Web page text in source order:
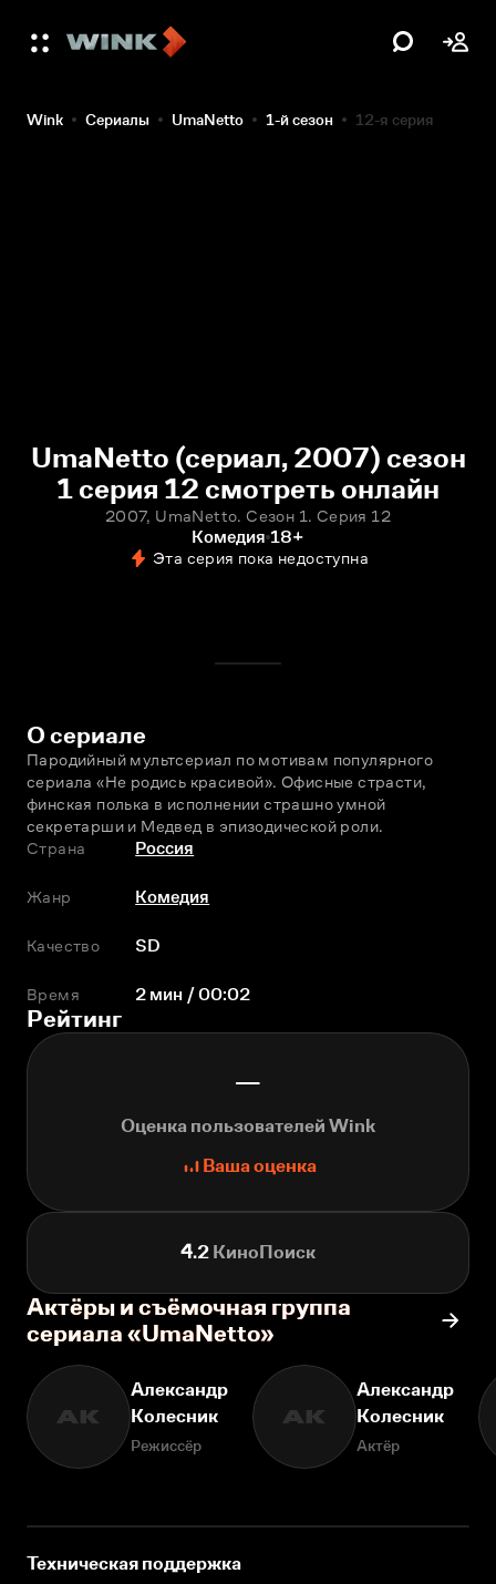
Wink Сериалы UmaNetto 1-й сезон 12-я серия
UmaNetto (сериал, 2007) сезон
1 серия 12 смотреть онлайн
2007, UmaNetto. Сезон 1. Серия 12
Комедия 18+
Эта серия пока недоступна
О сериале
Пародийный мультсериал по мотивам популярного
сериала «Не родись красивой». Офисные страсти,
финская полька в исполнении страшно умной
секретарши и Медвед в эпизодической роли.
Страна
Россия
Жанр Комедия
Качество SD
Время 2 мин / 00:02
Рейтинг
—
Оценка пользователей Wink
Ваша оценка
4.2 КиноПоиск
Актёры и съёмочная группа
сериала «UmaNetto»
АК
Александр
Колесник
Режиссёр
АК
Александр
Колесник
Актёр
Техническая поддержка